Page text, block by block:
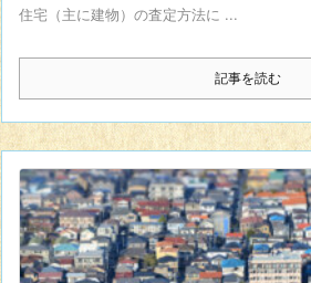
住宅（主に建物）の査定方法に ...
記事を読む